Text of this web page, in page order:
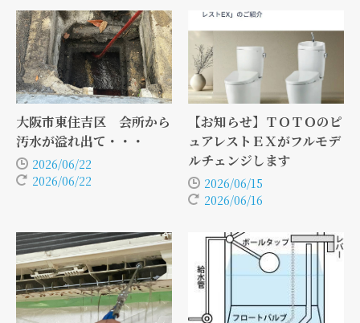
大阪市東住吉区 会所から
汚水が溢れ出て・・・
2026/06/22
2026/06/22
【お知らせ】ＴＯＴＯのピ
ュアレストＥＸがフルモデ
ルチェンジします
2026/06/15
2026/06/16